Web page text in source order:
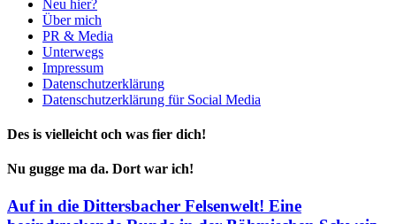
Neu hier?
Über mich
PR & Media
Unterwegs
Impressum
Datenschutzerklärung
Datenschutzerklärung für Social Media
Des is vielleicht och was fier dich!
Nu gugge ma da. Dort war ich!
Auf in die Dittersbacher Felsenwelt! Eine